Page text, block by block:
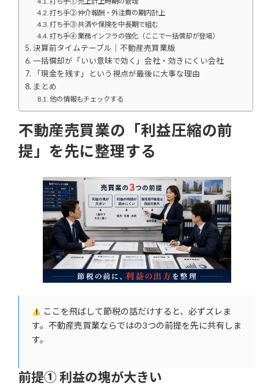
打ち手② 仲介報酬・外注費の期内計上
打ち手③ 共済や保険を中長期で組む
打ち手④ 業務インフラの強化（ここで一括償却が登場）
決算前タイムテーブル｜不動産売買業版
一括償却が「いい意味で効く」会社・効きにくい会社
「現金を残す」という視点が最後に大事な理由
まとめ
他の情報もチェックする
不動産売買業の「利益圧縮の前
提」を先に整理する
ここを飛ばして節税の話だけすると、必ずズレま
す。不動産売買業ならではの3つの前提を先に共有しま
す。
前提① 利益の塊が大きい